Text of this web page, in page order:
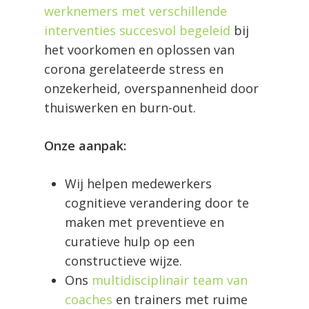
werknemers met verschillende
interventies succesvol begeleid bij
het voorkomen en oplossen van
corona gerelateerde stress en
onzekerheid, overspannenheid door
thuiswerken en burn-out.
Onze aanpak:
Wij helpen medewerkers
cognitieve verandering door te
maken met preventieve en
curatieve hulp op een
constructieve wijze.
Ons multidisciplinair team van
coaches en trainers met ruime